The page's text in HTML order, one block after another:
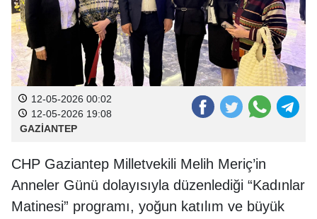
12-05-2026 00:02
12-05-2026 19:08
GAZİANTEP
CHP Gaziantep Milletvekili Melih Meriç’in
Anneler Günü dolayısıyla düzenlediği “Kadınlar
Matinesi” programı, yoğun katılım ve büyük